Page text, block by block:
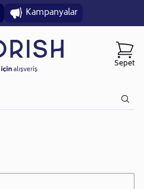
Kampanyalar
Sepet